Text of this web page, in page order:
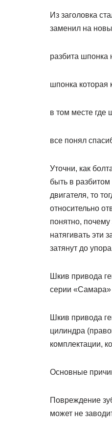
Из заголовка
заменил на
разбита шпонка
шпонка которая
в том месте где
все понял
Уточни, как
быть в
двигателя, то
относительно
понятно,
натягивать эти
затянут до
Шкив привода
серии «Самара»
Шкив привода
цилиндра
комплектации,
Основные
Повреждение
может не